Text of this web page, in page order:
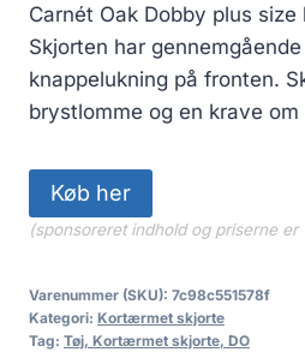
Carnét Oak Dobby plus size
Skjorten har
knappelukning på fronten.
brystlomme og en krave om
Køb her
(sponsoreret indhold og priserne er
Varenummer (SKU): 7c98c551578f
Kategori: Kortærmet skjorte
Tag: Tøj, Kortærmet skjorte, DO